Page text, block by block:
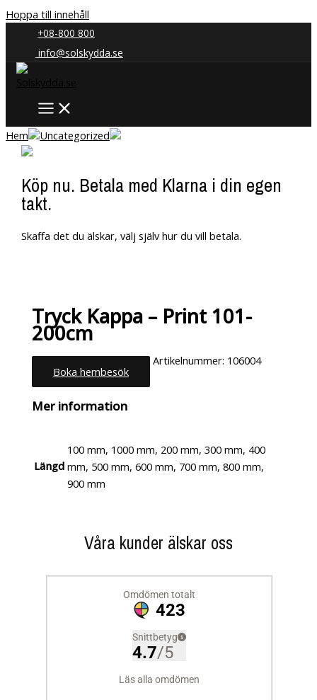
Hoppa till innehåll
+08-800 800
info@solskydda.se
Hem Uncategorized
Köp nu. Betala med Klarna i din egen
takt.
Skaffa det du älskar, välj själv hur du vill betala.
Tryck Kappa – Print 101-
200cm
Boka hembesök
Artikelnummer: 106004
Kategori:Uncategorized
Mer information
Längd
100 mm, 1000 mm, 200 mm, 300 mm, 400
mm, 500 mm, 600 mm, 700 mm, 800 mm,
900 mm
Våra kunder älskar oss